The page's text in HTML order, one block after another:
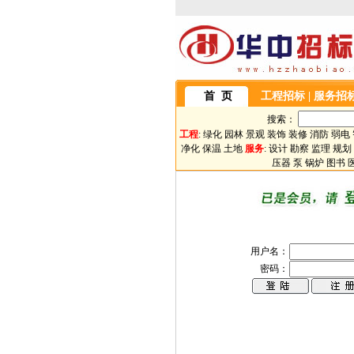
首 页 工程招标 服务招
搜索：
工程: 绿化 园林 景观 装饰 装修 消防 弱电
净化 保温 土地 服务: 设计 勘察 监理 规划
压器 泵 锅炉 图书
用户名：
密码：